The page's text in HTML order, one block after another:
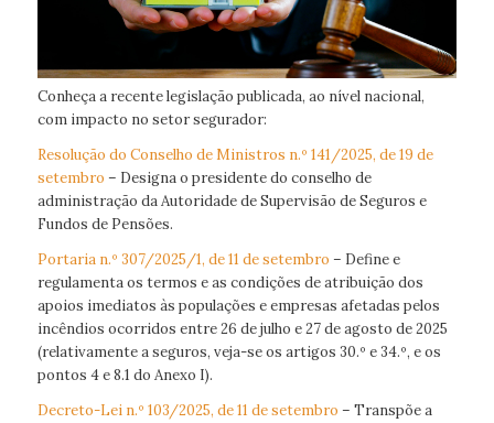
Conheça a recente legislação publicada, ao nível nacional,
com impacto no setor segurador:
Resolução do Conselho de Ministros n.º 141/2025, de 19 de
setembro – Designa o presidente do conselho de
administração da Autoridade de Supervisão de Seguros e
Fundos de Pensões.
Portaria n.º 307/2025/1, de 11 de setembro – Define e
regulamenta os termos e as condições de atribuição dos
apoios imediatos às populações e empresas afetadas pelos
incêndios ocorridos entre 26 de julho e 27 de agosto de 2025
(relativamente a seguros, veja-se os artigos 30.º e 34.º, e os
pontos 4 e 8.1 do Anexo I).
Decreto-Lei n.º 103/2025, de 11 de setembro – Transpõe a